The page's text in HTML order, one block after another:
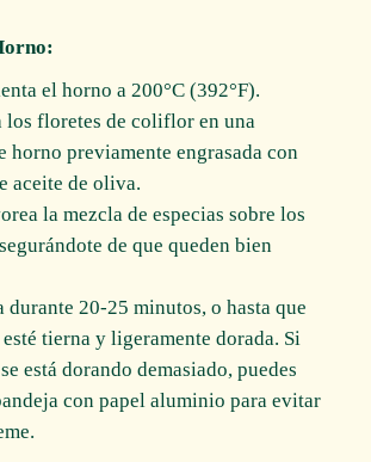
el horno a 200°C (392°F).
los floretes de coliflor en una
horno previamente engrasada con
aceite de oliva.
la mezcla de especias sobre los
de que queden bien
durante 20-25 minutos, o hasta que
tierna y ligeramente dorada. Si
está dorando demasiado, puedes
con papel aluminio para evitar